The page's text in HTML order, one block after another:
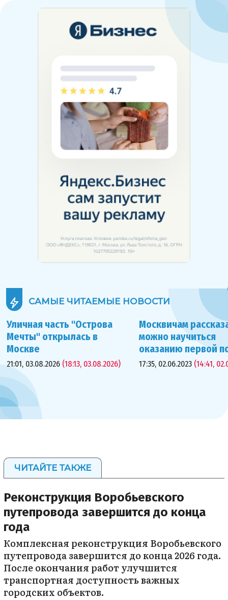
САМЫЕ ЧИТАЕМЫЕ НОВОСТИ
Уличная часть "Острова
Мечты" открылась в
Москве
21:01, 03.08.2026 (18:13, 03.08.2026)
Москвичам
можно научиться
оказанию первой
17:35, 02.06.2023 (14:41,
ЧИТАЙТЕ ТАКЖЕ
Реконструкция Воробьевского
путепровода завершится до конца
года
Комплексная реконструкция Воробьевского
путепровода завершится до конца 2026 года.
После окончания работ улучшится
транспортная доступность важных
городских объектов.